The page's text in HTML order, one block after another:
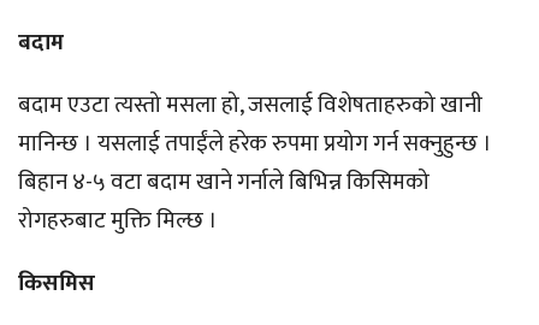
बदाम
बदाम एउटा त्यस्तो मसला हो, जसलाई विशेषताहरुको खानी
मानिन्छ । यसलाई तपाईंले हरेक रुपमा प्रयोग गर्न सक्नुहुन्छ ।
बिहान ४-५ वटा बदाम खाने गर्नाले बिभिन्न किसिमको
रोगहरुबाट मुक्ति मिल्छ ।
किसमिस